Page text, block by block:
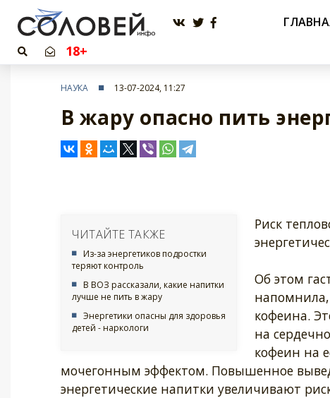
18+
НАУКА 13-07-2024, 11:27
В жару опасно пить
ЧИТАЙТЕ ТАКЖЕ
Из-за энергетиков подростки
теряют контроль
В ВОЗ рассказали, какие напитки
лучше не пить в жару
Энергетики опасны для здоровья
детей - наркологи
Риск
Об этом
напомнила,
кофеина.
на
кофеин на
мочегонным эффектом. Повышенное
энергетические напитки увеличивают